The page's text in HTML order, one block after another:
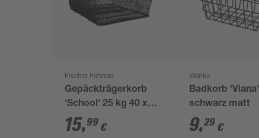
Fischer Fahrrad
Gepäckträgerkorb
'School' 25 kg 40 x
29,5 x 19 cm
15,99 €
Wenko
Badkorb 'Viana'
schwarz matt
9,29 €